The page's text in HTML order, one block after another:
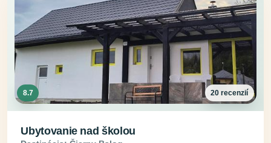
8.7 20 recenzií
Ubytovanie nad školou